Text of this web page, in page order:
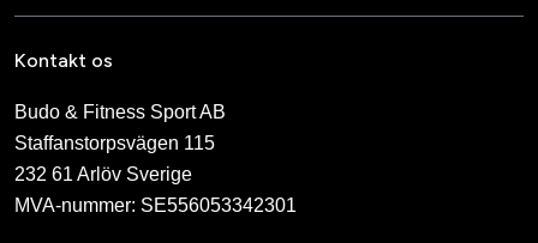
Kontakt os
Budo & Fitness Sport AB
Staffanstorpsvägen 115
232 61 Arlöv Sverige
MVA-nummer: SE556053342301